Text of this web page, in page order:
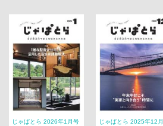
じゃぱとら 2026年1月号
じゃぱとら 2025年12月